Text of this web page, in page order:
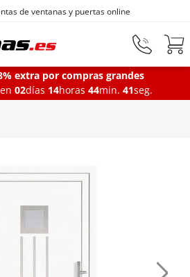
principal
de ventanas y puertas online
extra por compras grandes
02días 14horas 44min. 41seg.